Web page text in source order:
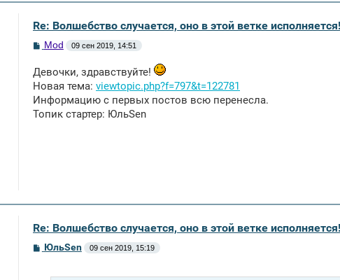
Re: Волшебство случается, оно в этой ветке
С
б
щ
е
н
и
Mod 09 сен 2019, 14:51
Девочки, здравствуйте!
Новая тема: viewtopic.php?f=797&t=122781
Информацию с первых постов всю перенесла.
Топик стартер: ЮльSen
Re: Волшебство случается, оно в этой ветке
СЮльSen 09 сен 2019, 15:19